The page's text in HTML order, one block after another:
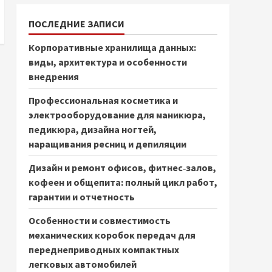
ПОСЛЕДНИЕ ЗАПИСИ
Корпоративные хранилища данных:
виды, архитектура и особенности
внедрения
Профессиональная косметика и
электрооборудование для маникюра,
педикюра, дизайна ногтей,
наращивания ресниц и депиляции
Дизайн и ремонт офисов, фитнес‑залов,
кофеен и общепита: полный цикл работ,
гарантии и отчетность
Особенности и совместимость
механических коробок передач для
переднеприводных компактных
легковых автомобилей